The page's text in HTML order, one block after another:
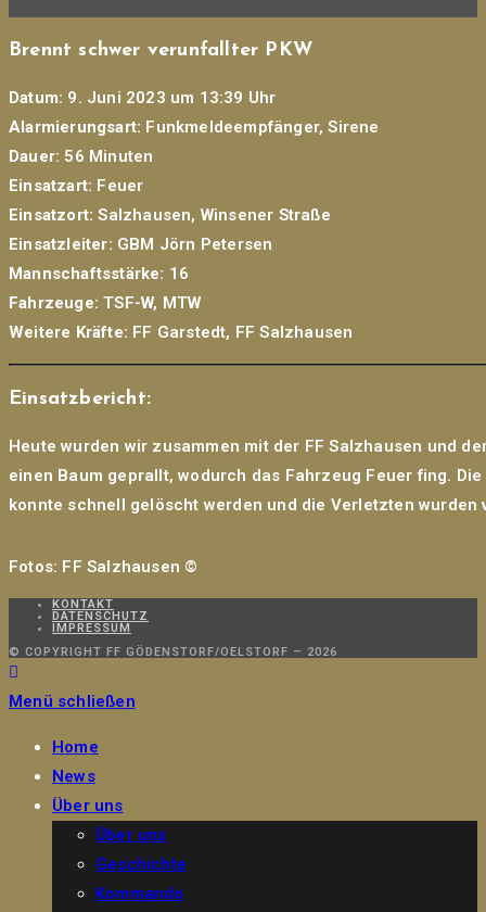
Brennt schwer verunfallter PKW
Datum: 9. Juni 2023 um 13:39 Uhr
Alarmierungsart: Funkmeldeempfänger, Sirene
Dauer: 56 Minuten
Einsatzart: Feuer
Einsatzort: Salzhausen, Winsener Straße
Einsatzleiter: GBM Jörn Petersen
Mannschaftsstärke: 16
Fahrzeuge: TSF-W, MTW
Weitere Kräfte: FF Garstedt, FF Salzhausen
Einsatzbericht:
Heute wurden wir zusammen mit der FF Salzhausen und
einen Baum geprallt, wodurch das Fahrzeug Feuer fing.
konnte schnell gelöscht werden und die Verletzten wurden
Fotos: FF Salzhausen ©
KONTAKT
DATENSCHUTZ
IMPRESSUM
© COPYRIGHT FF GÖDENSTORF/OELSTORF – 2026
Menü schließen
Home
News
Über uns
Über uns
Geschichte
Kommando